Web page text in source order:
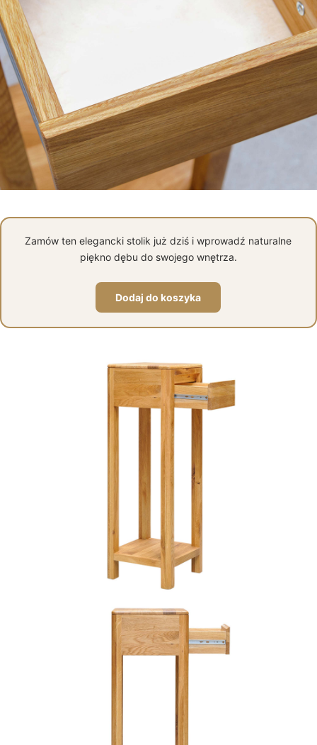
Zamów ten elegancki stolik już dziś i wprowadź naturalne
piękno dębu do swojego wnętrza.
Dodaj do koszyka